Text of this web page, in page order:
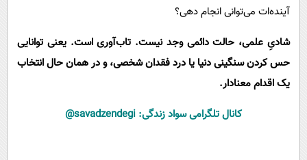
آینده‌ات می‌توانی انجام دهی؟
شادیِ علمی، حالت دائمی وجد نیست. تاب‌آوری است. یعنی توانایی
حس کردن سنگینی دنیا یا درد فقدان شخصی، و در همان حال انتخاب
یک اقدام معنادار.
کانال تلگرامی سواد زندگی: savadzendegi@